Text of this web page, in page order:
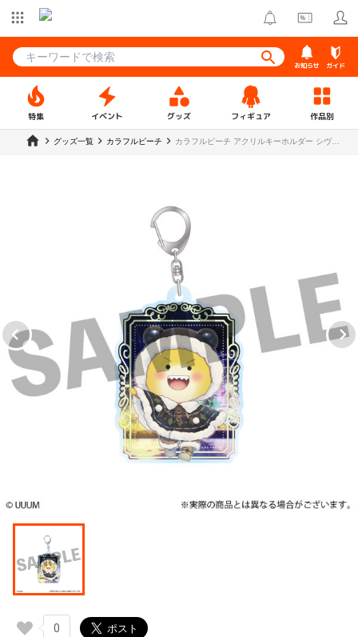
お知らせ ガイド
特集 イベント グッズ フィギュア 作品別
グッズ一覧 カラフルピーチ
カラフルピーチ アクリルキーホルダー シヴァ
0